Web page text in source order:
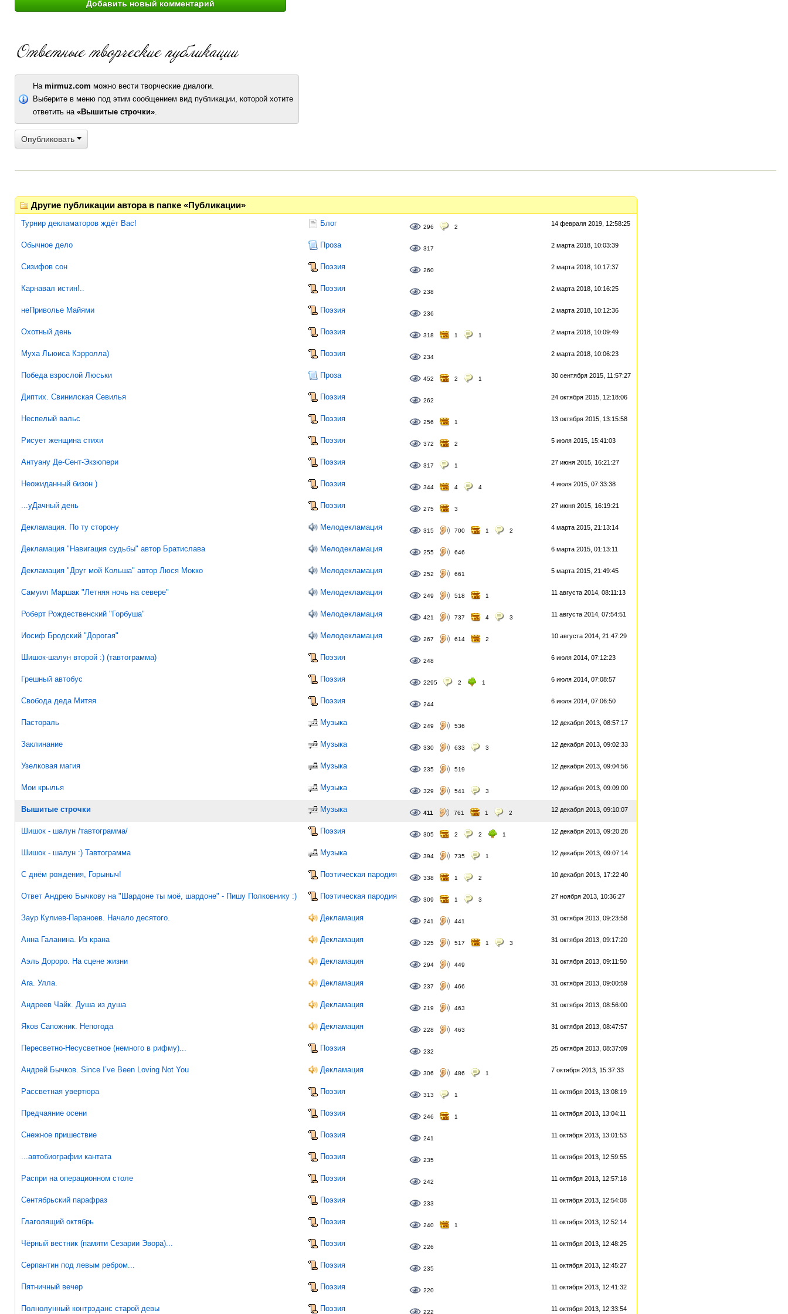
На mirmuz.com можно вести творческие диалоги.
Выберите в меню под этим сообщением вид публикации, которой хотите
ответить на «Вышитые строчки»
Опубликовать
Другие публикации автора в папке «Публикации»
Турнир декламаторов ждёт Вас! Блог 296 2 14 февраля 2019, 12:58:25
Обычное дело Проза 317 2 марта 2018, 10:03:39
Сизифов сон Поэзия 260 2 марта 2018, 10:17:37
Карнавал истин!.. Поэзия 238 2 марта 2018, 10:16:25
неПриволье Майями Поэзия 236 2 марта 2018, 10:12:36
Охотный день Поэзия 318 1 1 2 марта 2018, 10:09:49
Муха Льюиса Кэрролла) Поэзия 234 2 марта 2018, 10:06:23
Победа взрослой Люськи Проза 452 2 1 30 сентября 2015, 11:57:27
Диптих. Свинилская Севилья Поэзия 262 24 октября 2015, 12:18:06
Неспелый вальс Поэзия 256 1 13 октября 2015, 13:15:58
Рисует женщина стихи Поэзия 372 2 5 июля 2015, 15:41:03
Антуану Де-Сент-Экзюпери Поэзия 317 1 27 июня 2015, 16:21:27
Неожиданный бизон ) Поэзия 344 4 4 4 июля 2015, 07:33:38
...уДачный день Поэзия 275 3 27 июня 2015, 16:19:21
Декламация. По ту сторону Мелодекламация 315 700 1 2 4 марта 2015, 21:13:14
Декламация "Навигация судьбы" автор Братислава Мелодекламация 255 646 6 марта 2015, 01:13:11
Декламация "Друг мой Кольша" автор Люся Мокко Мелодекламация 252 661 5 марта 2015, 21:49:45
Самуил Маршак "Летняя ночь на севере" Мелодекламация 249 518 1 11 августа 2014, 08:11:13
Роберт Рождественский "Горбуша" Мелодекламация 421 737 4 3 11 августа 2014, 07:54:51
Иосиф Бродский "Дорогая" Мелодекламация 267 614 2 10 августа 2014, 21:47:29
Шишок-шалун второй :) (тавтограмма) Поэзия 248 6 июля 2014, 07:12:23
Грешный автобус Поэзия 2295 2 1 6 июля 2014, 07:08:57
Свобода деда Митяя Поэзия 244 6 июля 2014, 07:06:50
Пастораль Музыка 249 536 12 декабря 2013, 08:57:17
Заклинание Музыка 330 633 3 12 декабря 2013, 09:02:33
Узелковая магия Музыка 235 519 12 декабря 2013, 09:04:56
Мои крылья Музыка 329 541 3 12 декабря 2013, 09:09:00
Вышитые строчки Музыка 411 761 1 2 12 декабря 2013, 09:10:07
Шишок - шалун /тавтограмма/ Поэзия 305 2 2 1 12 декабря 2013, 09:20:28
Шишок - шалун :) Тавтограмма Музыка 394 735 1 12 декабря 2013, 09:07:14
С днём рождения, Горыныч! Поэтическая пародия 338 1 2 10 декабря 2013, 17:22:40
Ответ Андрею Бычкову на "Шардоне ты моё, шардоне" - Пишу Полковнику :) Поэтическая пародия 309 1 3 27 ноября 2013, 10:36:27
Заур Кулиев-Параноев. Начало десятого. Декламация 241 441 31 октября 2013, 09:23:58
Анна Галанина. Из крана Декламация 325 517 1 3 31 октября 2013, 09:17:20
Аэль Дороро. На сцене жизни Декламация 294 449 31 октября 2013, 09:11:50
Ara. Улла. Декламация 237 466 31 октября 2013, 09:00:59
Андреев Чайк. Душа из душа Декламация 219 463 31 октября 2013, 08:56:00
Яков Сапожник. Непогода Декламация 228 463 31 октября 2013, 08:47:57
Пересветно-Несусветное (немного в рифму)... Поэзия 232 25 октября 2013, 08:37:09
Андрей Бычков. Since I’ve Been Loving Not You Декламация 306 486 1 7 октября 2013, 15:37:33
Рассветная увертюра Поэзия 313 1 11 октября 2013, 13:08:19
Предчаяние осени Поэзия 246 1 11 октября 2013, 13:04:11
Снежное пришествие Поэзия 241 11 октября 2013, 13:01:53
...автобиографии кантата Поэзия 235 11 октября 2013, 12:59:55
Распри на операционном столе Поэзия 242 11 октября 2013, 12:57:18
Сентябрьский парафраз Поэзия 233 11 октября 2013, 12:54:08
Глаголящий октябрь Поэзия 240 1 11 октября 2013, 12:52:14
Чёрный вестник (памяти Сезарии Эвора)... Поэзия 226 11 октября 2013, 12:48:25
Серпантин под левым ребром... Поэзия 235 11 октября 2013, 12:45:27
Пятничный вечер Поэзия 220 11 октября 2013, 12:41:32
Полнолунный контрэданс старой девы Поэзия 222 11 октября 2013, 12:33:54